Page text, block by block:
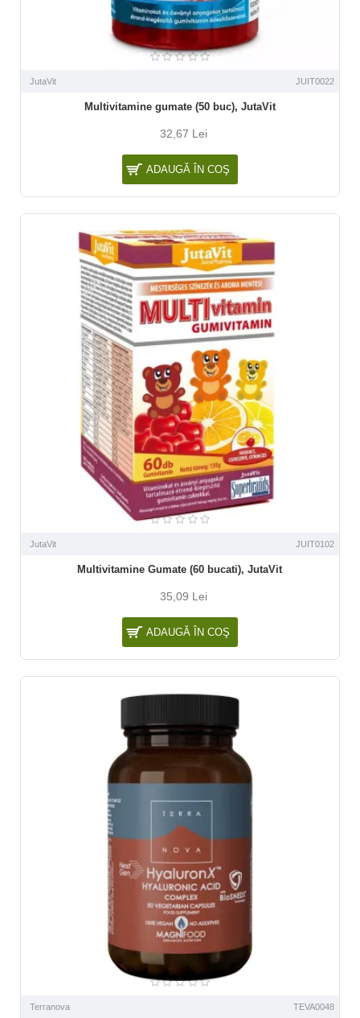
JutaVit JUIT0022
Multivitamine gumate (50 buc), JutaVit
32,67 Lei
ADAUGĂ ÎN COŞ
JutaVit JUIT0102
Multivitamine Gumate (60 bucati), JutaVit
35,09 Lei
ADAUGĂ ÎN COŞ
Terranova TEVA0048